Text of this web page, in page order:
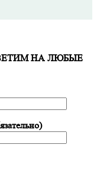
НА ЛЮБЫЕ